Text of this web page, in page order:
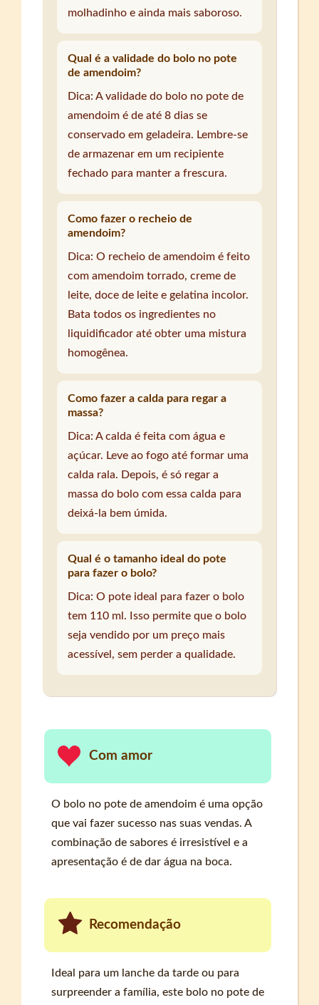
molhadinho e ainda mais saboroso.
Qual é a validade do bolo no pote
de amendoim?
Dica: A validade do bolo no pote de
amendoim é de até 8 dias se
conservado em geladeira. Lembre-se
de armazenar em um recipiente
fechado para manter a frescura.
Como fazer o recheio de
amendoim?
Dica: O recheio de amendoim é feito
com amendoim torrado, creme de
leite, doce de leite e gelatina incolor.
Bata todos os ingredientes no
liquidificador até obter uma mistura
homogênea.
Como fazer a calda para regar a
massa?
Dica: A calda é feita com água e
açúcar. Leve ao fogo até formar uma
calda rala. Depois, é só regar a
massa do bolo com essa calda para
deixá-la bem úmida.
Qual é o tamanho ideal do pote
para fazer o bolo?
Dica: O pote ideal para fazer o bolo
tem 110 ml. Isso permite que o bolo
seja vendido por um preço mais
acessível, sem perder a qualidade.
Com amor
O bolo no pote de amendoim é uma opção
que vai fazer sucesso nas suas vendas. A
combinação de sabores é irresistível e a
apresentação é de dar água na boca.
Recomendação
Ideal para um lanche da tarde ou para
surpreender a família, este bolo no pote de